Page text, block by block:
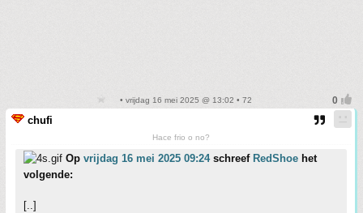
• vrijdag 16 mei 2025 @ 13:02 • 72
chufi
Hace frio o no?
Op vrijdag 16 mei 2025 09:24schreef RedShoe het
volgende:
[..]